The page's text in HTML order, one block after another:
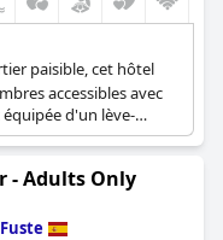
paisible, cet hôtel
accessibles avec
d'un lève-
- Adults Only